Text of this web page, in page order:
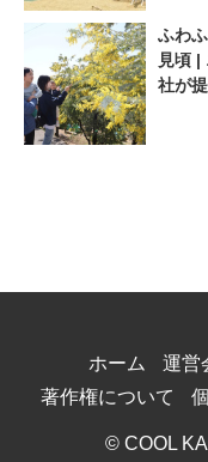
ふわ
見頃 |
社が
ホーム 運営
著作権について
© COOL